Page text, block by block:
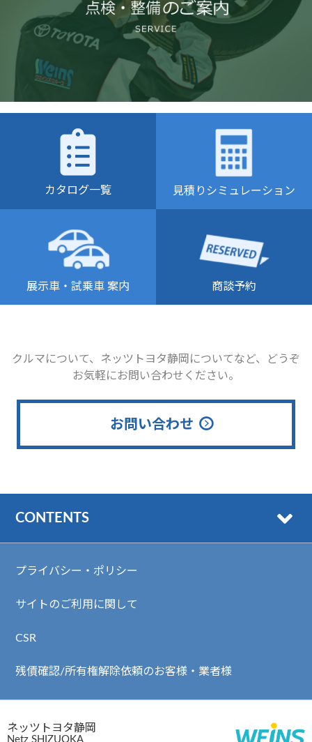
カタログ一覧 見積りシミュレーション
展示車・試乗車 案内 商談予約
クルマについて、ネッツトヨタ静岡についてなど、どうぞ
お気軽にお問い合わせください。
お問い合わせ
CONTENTS
プライバシー・ポリシー
サイトのご利用に関して
CSR
残債確認/所有権解除依頼のお客様・業者様
ネッツトヨタ静岡
Netz SHIZUOKA